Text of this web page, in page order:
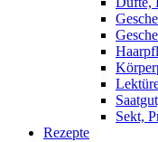
Sekt,
Rezepte